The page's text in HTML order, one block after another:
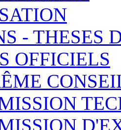
- THESES
OFFICIELS